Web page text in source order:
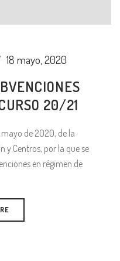
18 mayo, 2020
20/21
de 2020, de la
y Centros, por la que se
en régimen de